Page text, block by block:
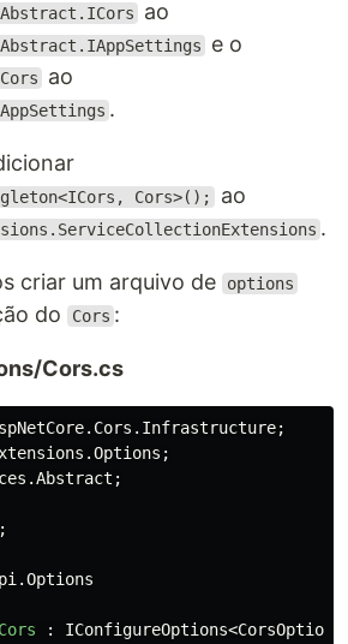
ao
e o
ao
.
Cors>(); ao
.
criar um arquivo de options
do Cors :
Cors.cs
;
;
;
;
Cors : IConfigureOptions<CorsOptions